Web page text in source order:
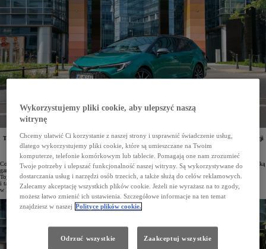
Toyota przygotowała atrakcyjną ofertę specjalną dla Corolli Hatchback i TS Kombi z roku produkcji
2025. Rabaty sięgają nawet 10,6 tys. zł, a do tego można skorzystać z korzystnych warunków
finansowania. Raty w KINTO One dla tego rocznika są niższe niż dla aut z 2024 roku produkcji.
Corolla to najchętniej wybierany samochód osobowy w Polsce. Klienci indywidualni i firmy doceniają szeroką
gamę wersji nadwoziowych i wyposażenia, a także oszczędne i dynamiczne napędy hybrydowe. W salonach
Toyoty można już zamawiać auta z 2025 roku produkcji, które charakteryzują się nowymi wzorami felg
i tapicerek. Pojazdy te można nabyć z wysokimi rabatami, można też skorzystać z atrakcyjnego finansowania
w KINTO One.
Wykorzystujemy pliki cookie, aby ulepszyć naszą
witrynę
Chcemy ułatwić Ci korzystanie z naszej strony i usprawnić świadczenie usług,
dlatego wykorzystujemy pliki cookie, które są umieszczane na Twoim
komputerze, telefonie komórkowym lub tablecie. Pomagają one nam zrozumieć
Twoje potrzeby i ulepszać funkcjonalność naszej witryny. Są wykorzystywane do
dostarczania usług i narzędzi osób trzecich, a także służą do celów reklamowych.
Zalecamy akceptację wszystkich plików cookie. Jeżeli nie wyrażasz na to zgody,
możesz łatwo zmienić ich ustawienia. Szczegółowe informacje na ten temat
znajdziesz w naszej Polityce plików cookie.
Odrzuć wszystkie Zaakceptuj wszystkie